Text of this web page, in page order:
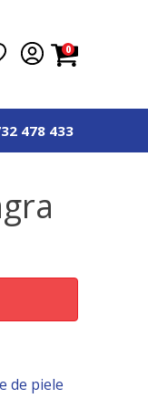
0
478 433
de piele